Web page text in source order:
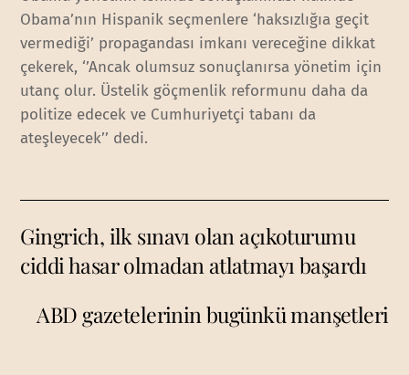
Obama’nın Hispanik seçmenlere ‘haksızlığıa geçit
vermediği’ propagandası imkanı vereceğine dikkat
çekerek, ‘’Ancak olumsuz sonuçlanırsa yönetim için
utanç olur. Üstelik göçmenlik reformunu daha da
politize edecek ve Cumhuriyetçi tabanı da
ateşleyecek’’ dedi.
Gingrich, ilk sınavı olan açıkoturumu
ciddi hasar olmadan atlatmayı başardı
ABD gazetelerinin bugünkü manşetleri